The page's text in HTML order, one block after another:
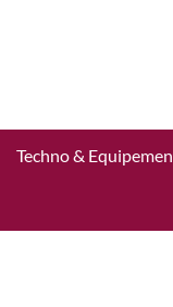
Techno &